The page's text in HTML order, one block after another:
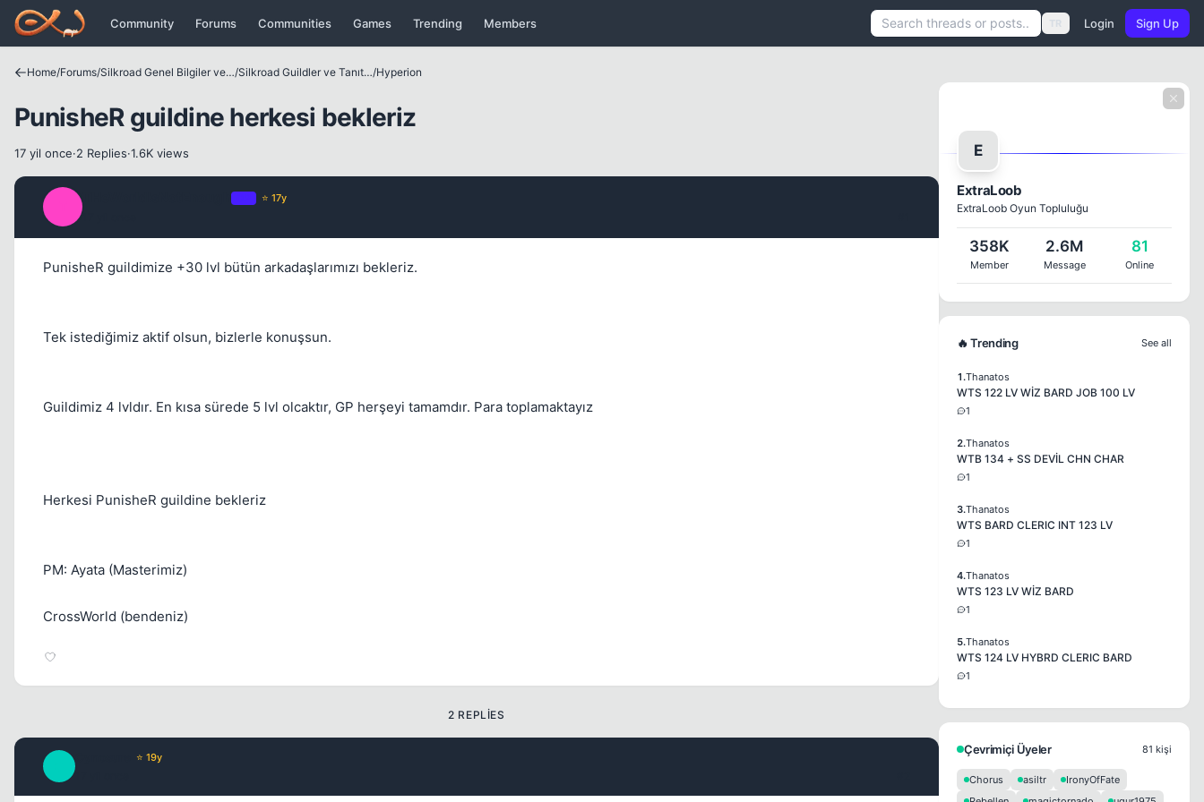
Icerige atla
Community Forums Communities Games Trending Members TR Login Sign Up
Home/Forums/ Silkroad Genel Bilgiler ve Update Bilgileri/ Silkroad Guildler ve Tanıtımları/Hyperion
PunisheR guildine herkesi bekleriz
17 yil once·2 Replies·1.6K views
💎
⭐ 17y
PunisheR guildimize +30 lvl bütün arkadaşlarımızı bekleriz.
Tek istediğimiz aktif olsun, bizlerle konuşsun.
Guildimiz 4 lvldır. En kısa sürede 5 lvl olcaktır, GP herşeyi tamamdır. Para toplamaktayız
Herkesi PunisheR guildine bekleriz
PM: Ayata (Masterimiz)
CrossWorld (bendeniz)
2 REPLIES
⭐ 19y
E
ExtraLoob
ExtraLoob Oyun Topluluğu
358K
Member
2.6M
Message
81
Online
🔥 Trending See all
1.Thanatos
WTS 122 LV WİZ BARD JOB 100 LV
1
2.Thanatos
WTB 134 + SS DEVİL CHN CHAR
1
3.Thanatos
WTS BARD CLERIC INT 123 LV
1
4.Thanatos
WTS 123 LV WİZ BARD
1
5.Thanatos
WTS 124 LV HYBRD CLERIC BARD
1
Çevrimiçi Üyeler 81 kişi
Chorus asiltr
IronyOfFate